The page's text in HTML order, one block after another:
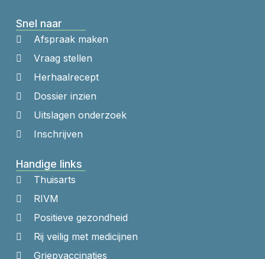
Snel naar
Afspraak maken
Vraag stellen
Herhaalrecept
Dossier inzien
Uitslagen onderzoek
Inschrijven
Handige links
Thuisarts
RIVM
Positieve gezondheid
Rij veilig met medicijnen
Griepvaccinaties